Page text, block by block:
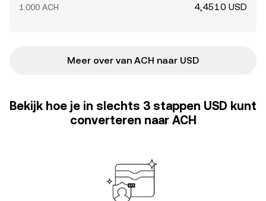
1.000 ACH 4,4510 USD
Meer over van ACH naar USD
Bekijk hoe je in slechts 3 stappen USD kunt
converteren naar ACH